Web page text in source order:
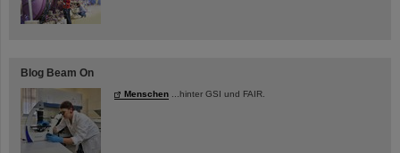
Blog Beam On
Menschen ...hinter GSI und FAIR.